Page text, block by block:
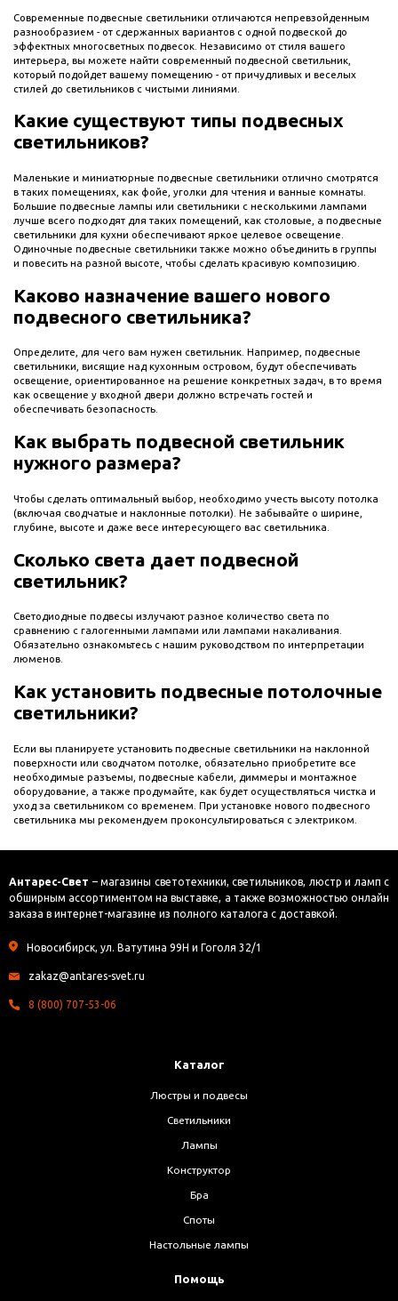
Современные подвесные светильники отличаются непревзойденным
разнообразием - от сдержанных вариантов с одной подвеской до
эффектных многосветных подвесок. Независимо от стиля вашего
интерьера, вы можете найти современный подвесной светильник,
который подойдет вашему помещению - от причудливых и веселых
стилей до светильников с чистыми линиями.
Какие существуют типы подвесных
светильников?
Маленькие и миниатюрные подвесные светильники отлично смотрятся
в таких помещениях, как фойе, уголки для чтения и ванные комнаты.
Большие подвесные лампы или светильники с несколькими лампами
лучше всего подходят для таких помещений, как столовые, а подвесные
светильники для кухни обеспечивают яркое целевое освещение.
Одиночные подвесные светильники также можно объединить в группы
и повесить на разной высоте, чтобы сделать красивую композицию.
Каково назначение вашего нового
подвесного светильника?
Определите, для чего вам нужен светильник. Например, подвесные
светильники, висящие над кухонным островом, будут обеспечивать
освещение, ориентированное на решение конкретных задач, в то время
как освещение у входной двери должно встречать гостей и
обеспечивать безопасность.
Как выбрать подвесной светильник
нужного размера?
Чтобы сделать оптимальный выбор, необходимо учесть высоту потолка
(включая сводчатые и наклонные потолки). Не забывайте о ширине,
глубине, высоте и даже весе интересующего вас светильника.
Сколько света дает подвесной
светильник?
Светодиодные подвесы излучают разное количество света по
сравнению с галогенными лампами или лампами накаливания.
Обязательно ознакомьтесь с нашим руководством по интерпретации
люменов.
Как установить подвесные потолочные
светильники?
Если вы планируете установить подвесные светильники на наклонной
поверхности или сводчатом потолке, обязательно приобретите все
необходимые разъемы, подвесные кабели, диммеры и монтажное
оборудование, а также продумайте, как будет осуществляться чистка и
уход за светильником со временем. При установке нового подвесного
светильника мы рекомендуем проконсультироваться с электриком.
Антарес-Свет – магазины светотехники, светильников, люстр и ламп с
обширным ассортиментом на выставке, а также возможностью онлайн
заказа в интернет-магазине из полного каталога с доставкой.
Новосибирск, ул. Ватутина 99Н и Гоголя 32/1
zakaz@antares-svet.ru
8 (800) 707-53-06
Каталог
Люстры и подвесы
Светильники
Лампы
Конструктор
Бра
Споты
Настольные лампы
Помощь